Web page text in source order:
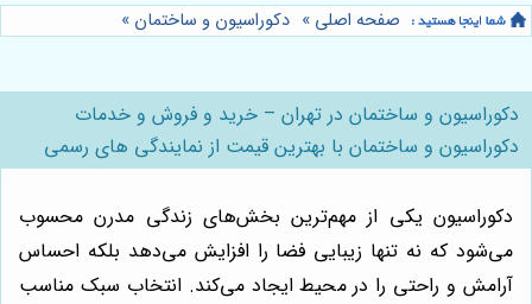
صفحه اصلی » دکوراسیون و ساختمان »
دکوراسیون و ساختمان در تهران – خرید و فروش و خدمات
دکوراسیون و ساختمان با بهترین قیمت از نمایندگی های رسمی
دکوراسیون یکی از مهم‌ترین بخش‌های زندگی مدرن محسوب
می‌شود که نه تنها زیبایی فضا را افزایش می‌دهد بلکه احساس
آرامش و راحتی را در محیط ایجاد می‌کند. انتخاب سبک مناسب